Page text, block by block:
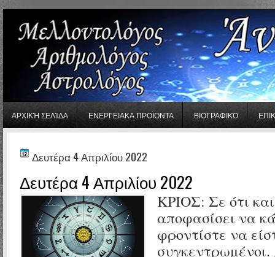
ΑΡΧΙΚΉ ΣΕΛΊΔΑ ΕΝΕΡΓΕΙΑΚΑ ΠΡΟΪΟΝΤΑ ΒΙΟΓΡΑΦΙΚΌ
Δευτέρα 4 Απριλίου 2022
Δευτέρα 4 Απριλίου 2022
ΚΡΙΟΣ: Σε ότι
αποφασίσει να
φροντίστε να
συγκεντρωμένοι.